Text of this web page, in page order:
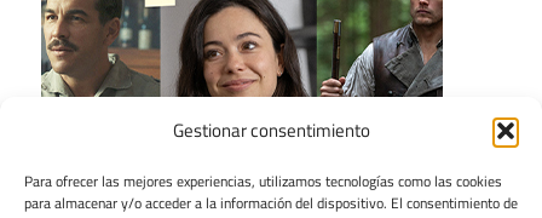
Gestionar consentimiento
Para ofrecer las mejores experiencias, utilizamos tecnologías como las cookies
para almacenar y/o acceder a la información del dispositivo. El consentimiento de